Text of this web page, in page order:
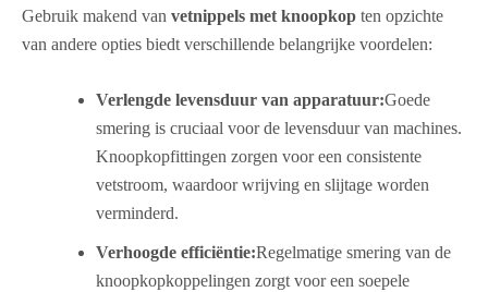
Gebruik makend van vetnippels met knoopkop ten opzichte
van andere opties biedt verschillende belangrijke voordelen:
Verlengde levensduur van apparatuur:Goede
smering is cruciaal voor de levensduur van machines.
Knoopkopfittingen zorgen voor een consistente
vetstroom, waardoor wrijving en slijtage worden
verminderd.
Verhoogde efficiëntie:Regelmatige smering van de
knoopkopkoppelingen zorgt voor een soepele